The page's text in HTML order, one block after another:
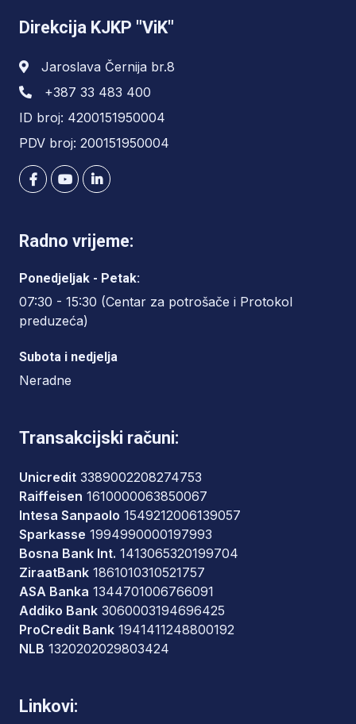
Direkcija KJKP "ViK"
Jaroslava Černija br.8
+387 33 483 400
ID broj: 4200151950004
PDV broj: 200151950004
Radno vrijeme:
Ponedjeljak - Petak:
07:30 - 15:30 (Centar za potrošače i Protokol
preduzeća)
Subota i nedjelja
Neradne
Transakcijski računi:
Unicredit 3389002208274753
Raiffeisen 1610000063850067
Intesa Sanpaolo 1549212006139057
Sparkasse 1994990000197993
Bosna Bank Int. 1413065320199704
ZiraatBank 1861010310521757
ASA Banka 1344701006766091
Addiko Bank 3060003194696425
ProCredit Bank 1941411248800192
NLB 1320202029803424
Linkovi: